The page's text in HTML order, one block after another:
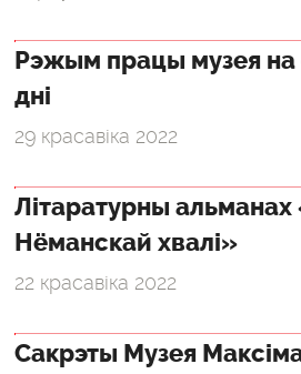
Рэжым працы музея на
дні
29 красавіка 2022
Літаратурны
Нёманскай хвалі»
22 красавіка 2022
Сакрэты Музея